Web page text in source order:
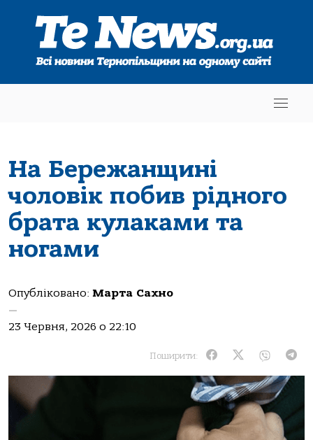
На Бережанщині
чоловік побив рідного
брата кулаками та
ногами
Опубліковано: Марта Сахно
—
23 Червня, 2026 о 22:10
Поширити: